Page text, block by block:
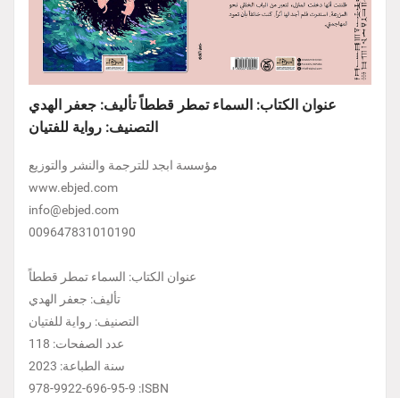
عنوان الكتاب: السماء تمطر قططاً تأليف: جعفر الهدي
التصنيف: رواية للفتيان
مؤسسة ابجد للترجمة والنشر والتوزيع
www.ebjed.com
info@ebjed.com
009647831010190
عنوان الكتاب: السماء تمطر قططاً
تأليف: جعفر الهدي
التصنيف: رواية للفتيان
عدد الصفحات: 118
سنة الطباعة: 2023
978-9922-696-95-9 :ISBN